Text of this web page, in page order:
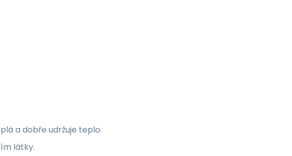
a dobře udržuje teplo.
látky.